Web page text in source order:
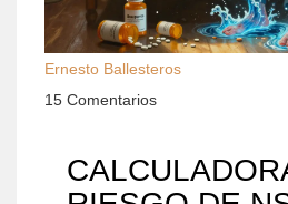
Ernesto Ballesteros
15 Comentarios